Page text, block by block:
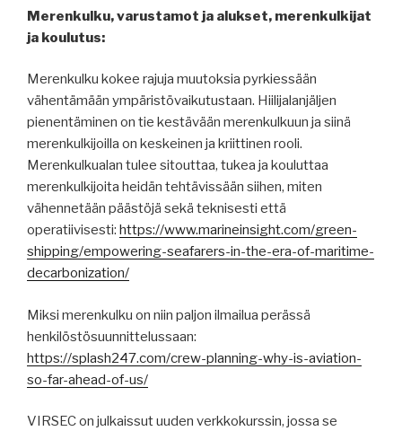
Merenkulku, varustamot ja alukset, merenkulkijat
ja koulutus:
Merenkulku kokee rajuja muutoksia pyrkiessään
vähentämään ympäristövaikutustaan. Hiilijalanjäljen
pienentäminen on tie kestävään merenkulkuun ja siinä
merenkulkijoilla on keskeinen ja kriittinen rooli.
Merenkulkualan tulee sitouttaa, tukea ja kouluttaa
merenkulkijoita heidän tehtävissään siihen, miten
vähennetään päästöjä sekä teknisesti että
operatiivisesti: https://www.marineinsight.com/green-
shipping/empowering-seafarers-in-the-era-of-maritime-
decarbonization/
Miksi merenkulku on niin paljon ilmailua perässä
henkilöstösuunnittelussaan:
https://splash247.com/crew-planning-why-is-aviation-
so-far-ahead-of-us/
VIRSEC on julkaissut uuden verkkokurssin, jossa se